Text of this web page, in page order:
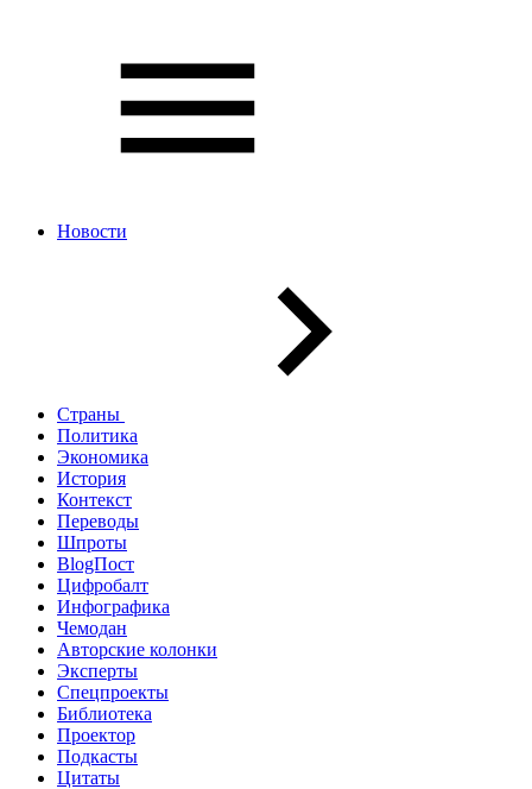
Новости
Страны
Политика
Экономика
История
Контекст
Переводы
Шпроты
BlogПост
Цифробалт
Инфографика
Чемодан
Авторские колонки
Эксперты
Спецпроекты
Библиотека
Проектор
Подкасты
Цитаты